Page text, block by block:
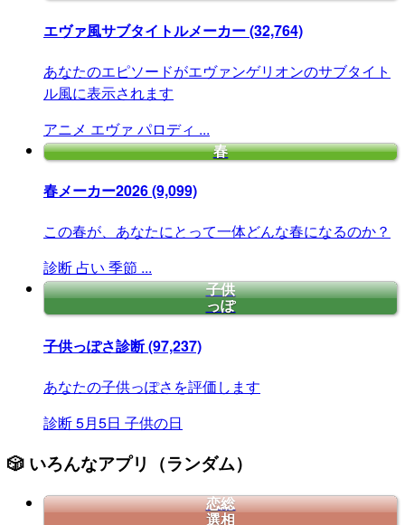
エヴァ風サブタイトルメーカー(32,764)
あなたのエピソードがエヴァンゲリオンのサブタイト
ル風に表示されます
アニメ エヴァ パロディ ...
春
春メーカー2026(9,099)
この春が、あなたにとって一体どんな春になるのか？
診断 占い 季節 ...
子供
っぽ
子供っぽさ診断(97,237)
あなたの子供っぽさを評価します
診断5月5日 子供の日
🎲 いろんなアプリ（ランダム）
恋総
選相